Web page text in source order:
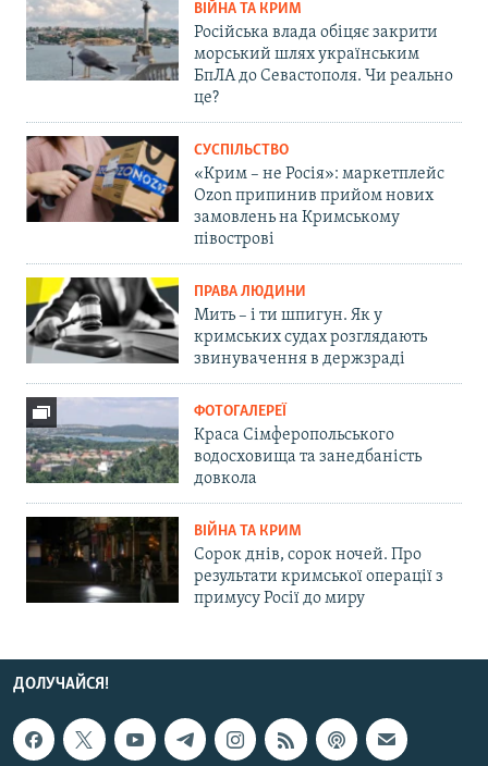
ВІЙНА ТА КРИМ
Російська влада обіцяє закрити
морський шлях українським
БпЛА до Севастополя. Чи реально
це?
СУСПІЛЬСТВО
«Крим – не Росія»: маркетплейс
Ozon припинив прийом нових
замовлень на Кримському
півострові
ПРАВА ЛЮДИНИ
Мить – і ти шпигун. Як у
кримських судах розглядають
звинувачення в держзраді
ФОТОГАЛЕРЕЇ
Краса Сімферопольського
водосховища та занедбаність
довкола
ВІЙНА ТА КРИМ
Сорок днів, сорок ночей. Про
результати кримської операції з
примусу Росії до миру
ДОЛУЧАЙСЯ!